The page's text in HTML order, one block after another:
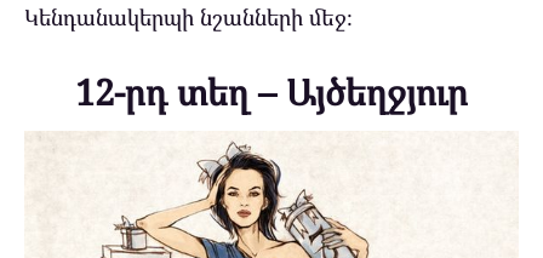
Կենդանակերպի նշանների մեջ։
12-րդ տեղ – Այծեղջյուր